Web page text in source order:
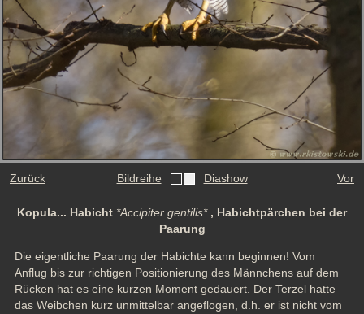
Zurück Bildreihe Diashow Vor
Kopula... Habicht *Accipiter gentilis*, Habichtpärchen bei der
Paarung
Die eigentliche Paarung der Habichte kann beginnen! Vom
Anflug bis zur richtigen Positionierung des Männchens auf dem
Rücken hat es eine kurzen Moment gedauert. Der Terzel hatte
das Weibchen kurz unmittelbar angeflogen, d.h. er ist nicht vom